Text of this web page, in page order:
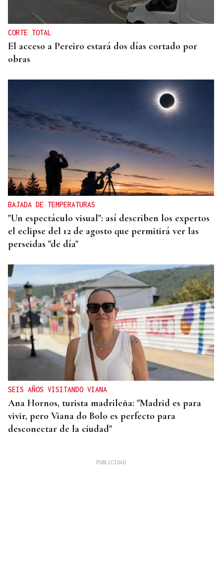
CORTE TOTAL
El acceso a Pereiro estará dos días cortado por
obras
BAJADA DE TEMPERATURAS
"Un espectáculo visual": así describen los expertos
el eclipse del 12 de agosto que permitirá ver las
perseidas "de día"
SEIS AÑOS VISITANDO VIANA
Ana Hornos, turista madrileña: "Madrid es para
vivir, pero Viana do Bolo es perfecto para
desconectar de la ciudad"